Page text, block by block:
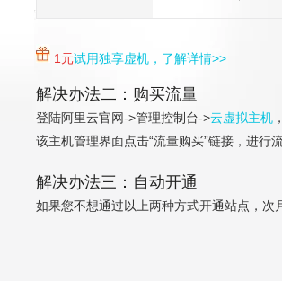
1元试用独享虚机，了解详情>>
解决办法二：购买流量
登陆阿里云官网->管理控制台->云虚拟主机
该主机管理界面点击“流量购买”链接，进行
解决办法三：自动开通
如果您不想通过以上两种方式开通站点，次